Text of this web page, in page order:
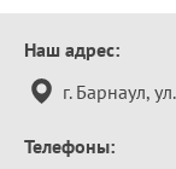
Контактная
информация
Наш адрес:
г. Барнаул,
Телефоны: